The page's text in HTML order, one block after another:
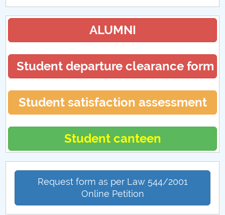
ALUMNI
Student departure clearance form
Student satisfaction assessment
Student canteen
Request form as per Law 544/2001
Online Petition